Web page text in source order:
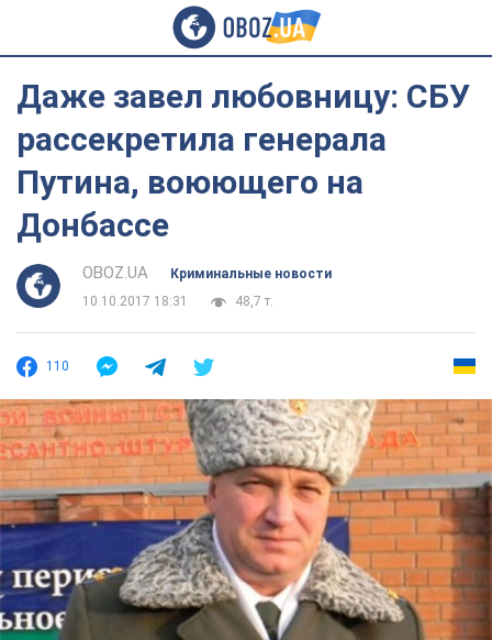
Даже завел любовницу: СБУ
рассекретила генерала
Путина, воюющего на
Донбассе
OBOZ.UA
Криминальные новости
10.10.2017 18:31
48,7 т.
110